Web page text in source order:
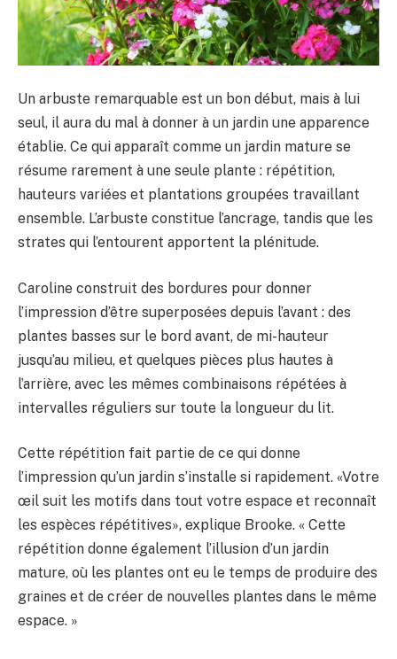
Un arbuste remarquable est un bon début, mais à lui
seul, il aura du mal à donner à un jardin une apparence
établie. Ce qui apparaît comme un jardin mature se
résume rarement à une seule plante : répétition,
hauteurs variées et plantations groupées travaillant
ensemble. L’arbuste constitue l’ancrage, tandis que les
strates qui l’entourent apportent la plénitude.
Caroline construit des bordures pour donner
l’impression d’être superposées depuis l’avant : des
plantes basses sur le bord avant, de mi-hauteur
jusqu’au milieu, et quelques pièces plus hautes à
l’arrière, avec les mêmes combinaisons répétées à
intervalles réguliers sur toute la longueur du lit.
Cette répétition fait partie de ce qui donne
l’impression qu’un jardin s’installe si rapidement. «Votre
œil suit les motifs dans tout votre espace et reconnaît
les espèces répétitives», explique Brooke. « Cette
répétition donne également l’illusion d’un jardin
mature, où les plantes ont eu le temps de produire des
graines et de créer de nouvelles plantes dans le même
espace. »